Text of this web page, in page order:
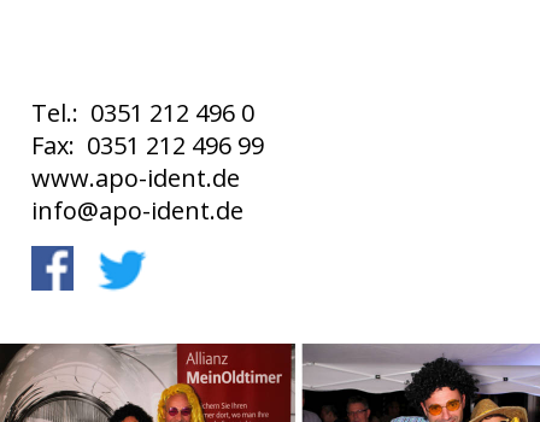
Tel.:  0351 212 496 0
Fax:  0351 212 496 99
www.apo-ident.de
info@apo-ident.de